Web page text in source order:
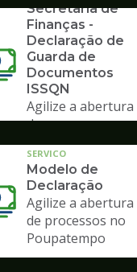
Secretaria de
Finanças -
Declaração de
Guarda de
Documentos
ISSQN
Agilize a abertura
de processos no
Poupatempo
SERVICO
Modelo de
Declaração
Agilize a abertura
de processos no
Poupatempo